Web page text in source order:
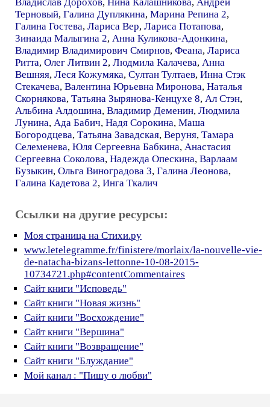
Терновый, Галина Дуплякина, Марина Репина 2,
Галина Гостева, Лариса Вер, Лариса Потапова,
Зинаида Малыгина 2, Анна Куликова-Адонкина,
Владимир Владимирович Смирнов, Феана, Лариса
Ритта, Олег Литвин 2, Людмила Калачева, Анна
Вешняя, Леся Кожумяка, Султан Тултаев, Инна Стэк
Стекачева, Валентина Юрьевна Миронова, Наталья
Скорнякова, Татьяна Зырянова-Кенцухе 8, Ал Стэн,
Альбина Алдошина, Владимир Деменин, Людмила
Лунина, Ада Бабич, Надя Сорокина, Маша
Богородцева, Татьяна Завадская, Веруня, Тамара
Селеменева, Юля Сергеевна Бабкина, Анастасия
Сергеевна Соколова, Надежда Опескина, Варлаам
Бузыкин, Ольга Виноградова 3, Галина Леонова,
Галина Кадетова 2, Инга Ткалич
Ссылки на другие ресурсы:
Моя страница на Стихи.ру
www.letelegramme.fr/finistere/morlaix/la-nouvelle-vie-
de-natacha-bizans-lettonne-10-08-2015-
10734721.php#contentCommentaires
Сайт книги "Исповедь"
Сайт книги "Новая жизнь"
Сайт книги "Восхождение"
Сайт книги "Вершина"
Сайт книги "Возвращение"
Сайт книги "Блуждание"
Мой канал : "Пишу о любви"